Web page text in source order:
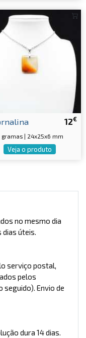
12€
gramas | 24x25x6 mm
Veja o produto
no mesmo dia
dias úteis.
serviço postal,
pelos
seguido). Envio de
dura 14 dias.